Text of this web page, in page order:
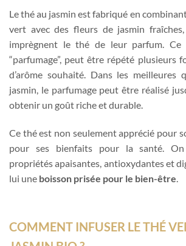
Le thé au jasmin est fabriqué en
vert avec des fleurs de jasmin
imprègnent le thé de leur parfum. Ce
“parfumage”, peut être répété plusieurs
d’arôme souhaité. Dans les meilleures
jasmin, le parfumage peut être réalisé
obtenir un goût riche et durable.
Ce thé est non seulement apprécié pour
pour ses bienfaits pour la santé.
propriétés apaisantes, antioxydantes et
lui une boisson prisée pour le bien-être
COMMENT INFUSER LE THÉ